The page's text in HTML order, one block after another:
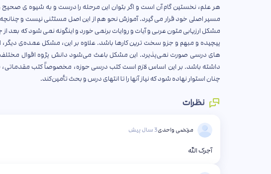
هر علم، نخستین گام آن است و اگر بتوان این مرحله را درست و به شیوه ی
مسیر اصلی خود قرار می گیرد. آموزش نحو هم از این اصل مستثنی نیست و
مشکل ارزیابی متون عربی و آیات و روایات برنمی خورد و اینگونه نمی شود که
پیچیده و مبهم و جزو سخت ترین کارها باشد. علاوه بر این، مشکل عمده‌ی
های درسی صورت نمی‌پذیرد. این مشکل باعث می‌شود دانش پژوه اقوال مختلف
داشته باشد. بر این اساس لازم است کتب درسی حوزه، مخصوصاً کتب مقدماتی،
چنان استوار نهاده شود که نیاز آنها را تا انتهای درس و بحث تأمین‌کند.
نظرات
مرتضی واحدی3 سال پیش
آجرک الله